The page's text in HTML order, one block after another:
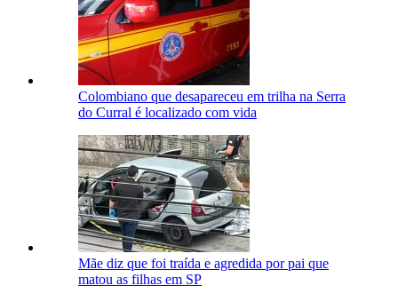
Colombiano que desapareceu em trilha na Serra
do Curral é localizado com vida
Mãe diz que foi traída e agredida por pai que
matou as filhas em SP